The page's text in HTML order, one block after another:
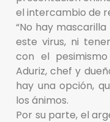
el intercambio de
“No hay
este virus, ni
con el pesimismo
Aduriz, chef y
hay una opción,
los ánimos.
Por su parte, el